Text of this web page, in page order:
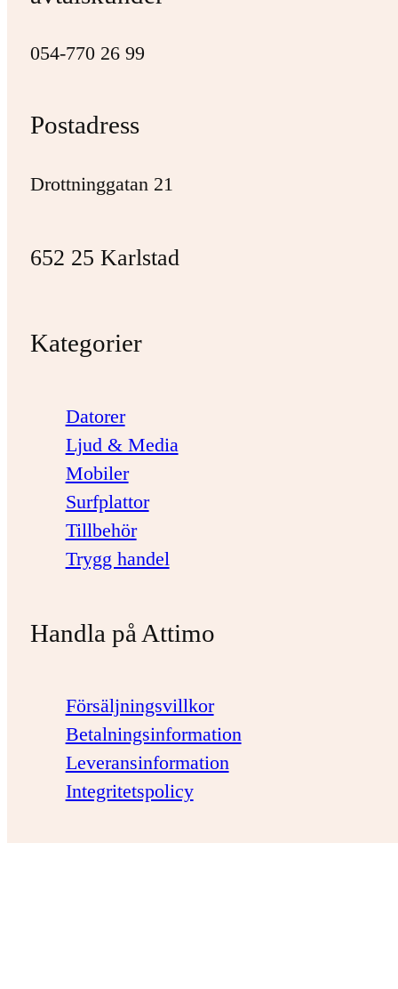
054-770 26 99
Postadress
Drottninggatan 21
652 25 Karlstad
Kategorier
Datorer
Ljud & Media
Mobiler
Surfplattor
Tillbehör
Trygg handel
Handla på Attimo
Försäljningsvillkor
Betalningsinformation
Leveransinformation
Integritetspolicy